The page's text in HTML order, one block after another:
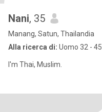
Nani, 35
Manang, Satun, Thailandia
Alla ricerca di: Uomo 32 - 45
I'm Thai, Muslim.